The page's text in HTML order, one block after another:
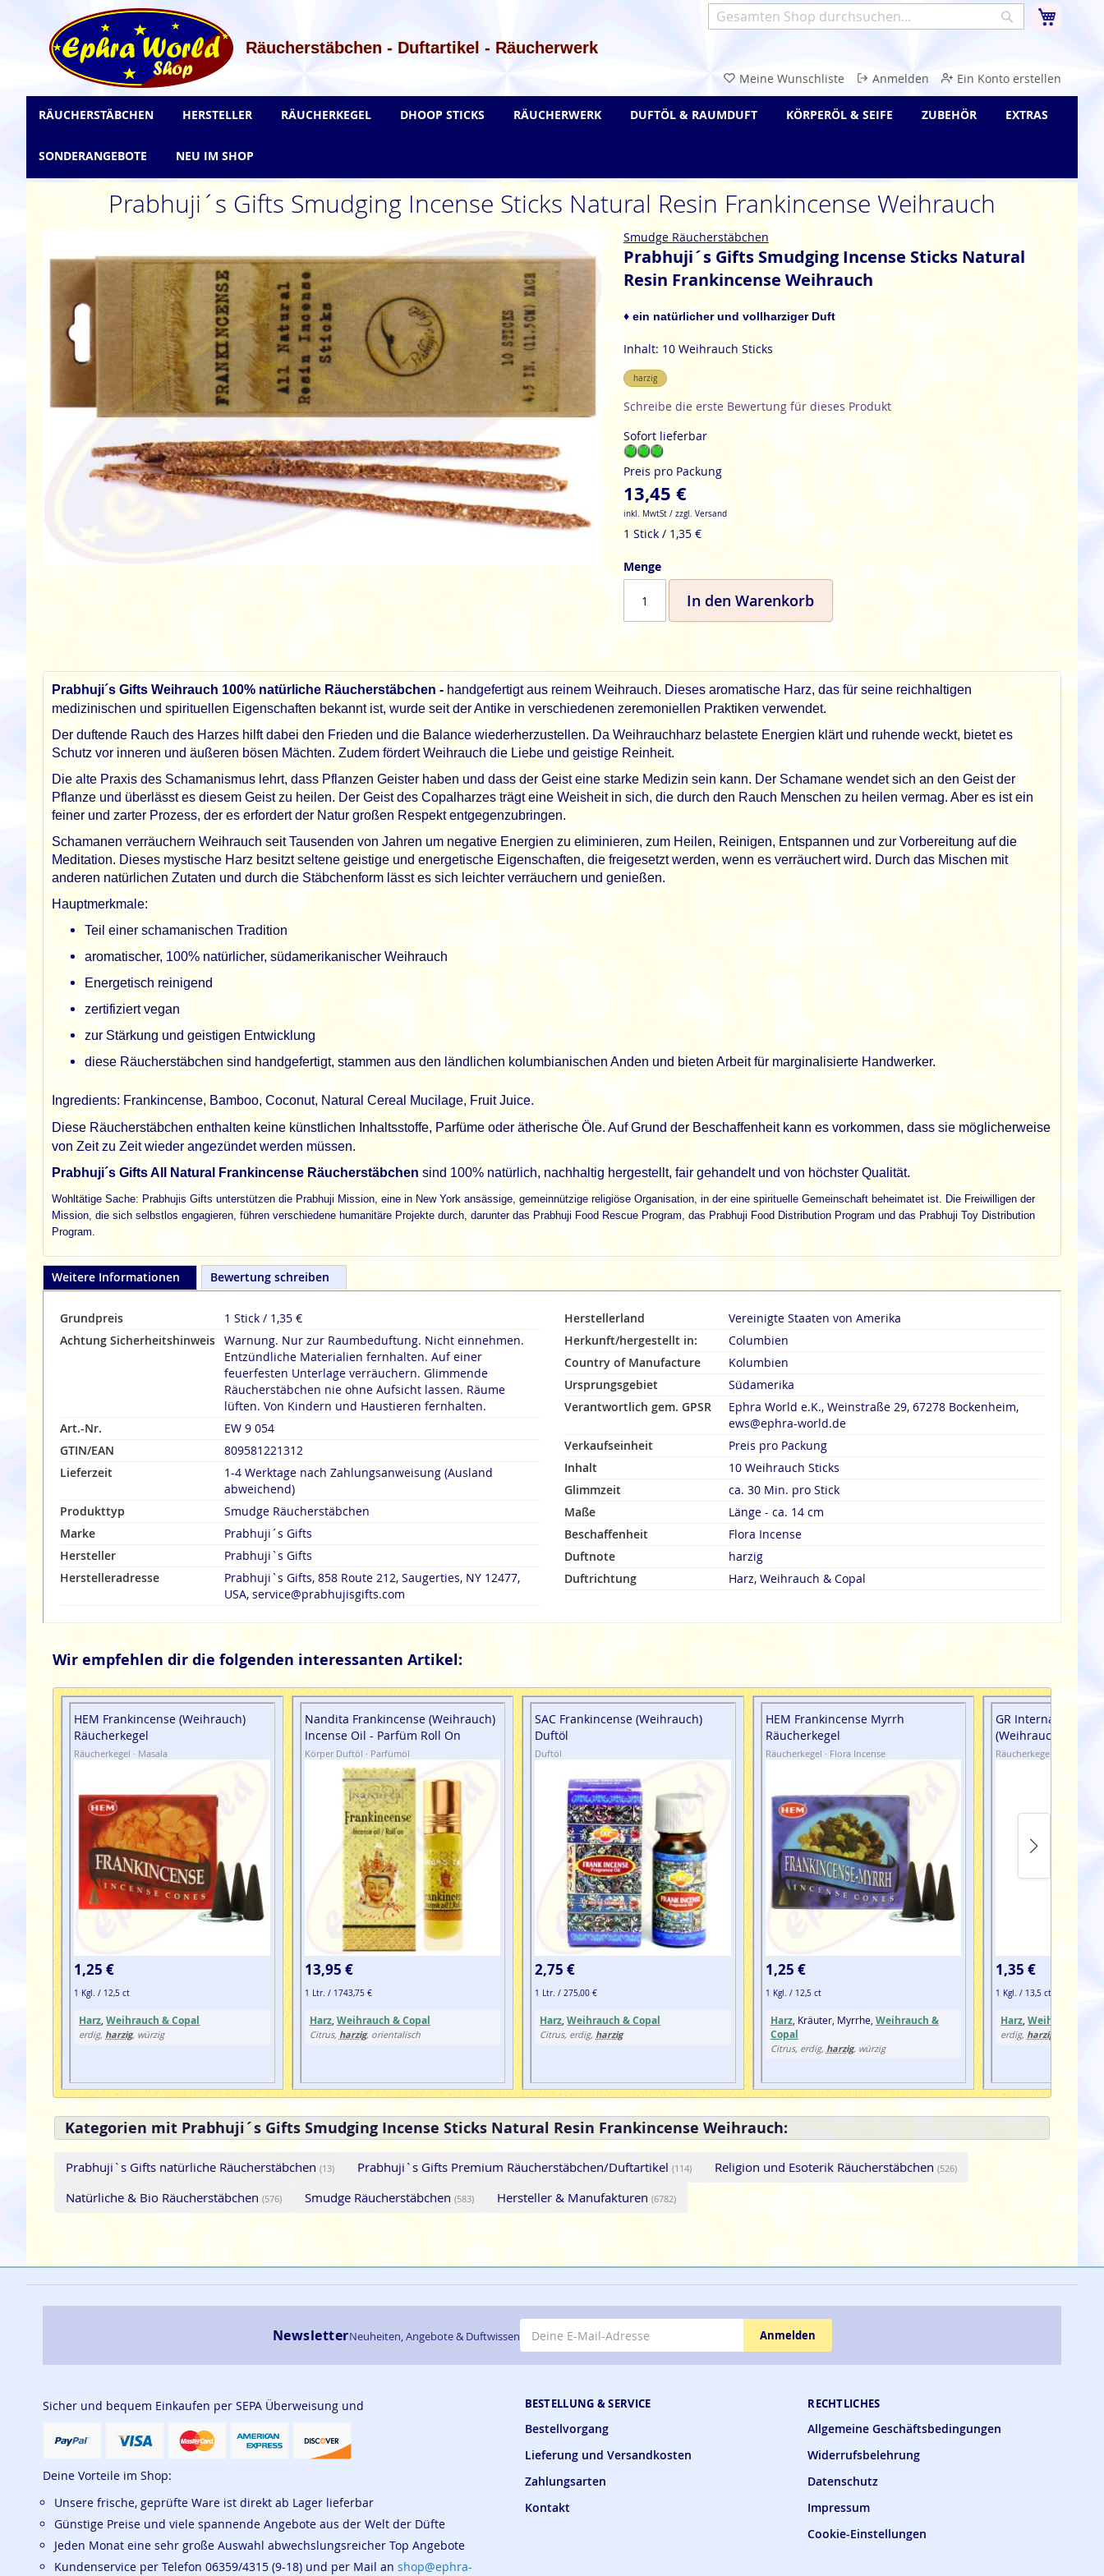
Suche
Räucherstäbchen - Duftartikel - Räucherwerk
Meine Wunschliste Anmelden Ein Konto erstellen
Inhalt
springen
Prabhuji´s Gifts Smudging Incense Sticks Natural Resin Frankincense Weihrauch
springen
Smudge Räucherstäbchen
Prabhuji´s Gifts Smudging Incense Sticks Natural
Resin Frankincense Weihrauch
♦ ein natürlicher und vollharziger Duft
Inhalt: 10 Weihrauch Sticks
harzig
Schreibe die erste Bewertung für dieses Produkt
Sofort lieferbar
Preis pro Packung
13,45 €
inkl. MwtSt / zzgl. Versand
1 Stick / 1,35 €
Menge
In den Warenkorb
Prabhuji´s Gifts Weihrauch 100% natürliche Räucherstäbchen - handgefertigt aus reinem Weihrauch. Dieses aromatische Harz, das für seine reichhaltigen
medizinischen und spirituellen Eigenschaften bekannt ist, wurde seit der Antike in verschiedenen zeremoniellen Praktiken verwendet.
Der duftende Rauch des Harzes hilft dabei den Frieden und die Balance wiederherzustellen. Da Weihrauchharz belastete Energien klärt und ruhende weckt, bietet es
Schutz vor inneren und äußeren bösen Mächten. Zudem fördert Weihrauch die Liebe und geistige Reinheit.
Die alte Praxis des Schamanismus lehrt, dass Pflanzen Geister haben und dass der Geist eine starke Medizin sein kann. Der Schamane wendet sich an den Geist der
Pflanze und überlässt es diesem Geist zu heilen. Der Geist des Copalharzes trägt eine Weisheit in sich, die durch den Rauch Menschen zu heilen vermag. Aber es ist ein
feiner und zarter Prozess, der es erfordert der Natur großen Respekt entgegenzubringen.
Schamanen verräuchern Weihrauch seit Tausenden von Jahren um negative Energien zu eliminieren, zum Heilen, Reinigen, Entspannen und zur Vorbereitung auf die
Meditation. Dieses mystische Harz besitzt seltene geistige und energetische Eigenschaften, die freigesetzt werden, wenn es verräuchert wird. Durch das Mischen mit
anderen natürlichen Zutaten und durch die Stäbchenform lässt es sich leichter verräuchern und genießen.
Hauptmerkmale:
Teil einer schamanischen Tradition
aromatischer, 100% natürlicher, südamerikanischer Weihrauch
Energetisch reinigend
zertifiziert vegan
zur Stärkung und geistigen Entwicklung
diese Räucherstäbchen sind handgefertigt, stammen aus den ländlichen kolumbianischen Anden und bieten Arbeit für marginalisierte Handwerker.
Ingredients: Frankincense, Bamboo, Coconut, Natural Cereal Mucilage, Fruit Juice.
Diese Räucherstäbchen enthalten keine künstlichen Inhaltsstoffe, Parfüme oder ätherische Öle. Auf Grund der Beschaffenheit kann es vorkommen, dass sie möglicherweise
von Zeit zu Zeit wieder angezündet werden müssen.
Prabhuji´s Gifts All Natural Frankincense Räucherstäbchen sind 100% natürlich, nachhaltig hergestellt, fair gehandelt und von höchster Qualität.
Wohltätige Sache: Prabhujis Gifts unterstützen die Prabhuji Mission, eine in New York ansässige, gemeinnützige religiöse Organisation, in der eine spirituelle Gemeinschaft beheimatet ist. Die Freiwilligen der
Mission, die sich selbstlos engagieren, führen verschiedene humanitäre Projekte durch, darunter das Prabhuji Food Rescue Program, das Prabhuji Food Distribution Program und das Prabhuji Toy Distribution
Program.
Weitere Informationen
Grundpreis
1 Stick / 1,35 €
Achtung Sicherheitshinweis Warnung. Nur zur Raumbeduftung. Nicht einnehmen.
Entzündliche Materialien fernhalten. Auf einer
feuerfesten Unterlage verräuchern. Glimmende
Räucherstäbchen nie ohne Aufsicht lassen. Räume
lüften. Von Kindern und Haustieren fernhalten.
Art.-Nr.
EW 9 054
GTIN/EAN
809581221312
Lieferzeit
1-4 Werktage nach Zahlungsanweisung (Ausland
abweichend)
Produkttyp
Smudge Räucherstäbchen
Marke
Prabhuji´s Gifts
Hersteller
Prabhuji`s Gifts
Herstelleradresse
Prabhuji`s Gifts, 858 Route 212, Saugerties, NY 12477,
USA, service@prabhujisgifts.com
Herstellerland
Vereinigte Staaten von Amerika
Herkunft/hergestellt in:
Columbien
Country of Manufacture
Kolumbien
Ursprungsgebiet
Südamerika
Verantwortlich gem. GPSR
Ephra World e.K., Weinstraße 29, 67278 Bockenheim,
ews@ephra-world.de
Verkaufseinheit
Preis pro Packung
Inhalt
10 Weihrauch Sticks
Glimmzeit
ca. 30 Min. pro Stick
Maße
Länge - ca. 14 cm
Beschaffenheit
Flora Incense
Duftnote
harzig
Duftrichtung
Harz, Weihrauch & Copal
Bewertung schreiben
Wir empfehlen dir die folgenden interessanten Artikel:
HEM Frankincense (Weihrauch)
Räucherkegel
Räucherkegel · Masala
1,25 €
1 Kgl. / 12,5 ct
Harz ,Weihrauch & Copal
erdig, harzig, würzig
Nandita Frankincense (Weihrauch)
Incense Oil - Parfüm Roll On
Körper Duftöl · Parfümöl
13,95 €
1 Ltr. / 1743,75 €
Harz, Weihrauch & Copal
Citrus, harzig, orientalisch
SAC Frankincense (Weihrauch)
Duftöl
Duftöl
2,75 €
1 Ltr. / 275,00 €
Harz ,Weihrauch & Copal
Citrus, erdig, harzig
HEM Frankincense Myrrh
Räucherkegel
Räucherkegel · Flora Incense
1,25 €
1 Kgl. / 12,5 ct
Harz, Kräuter, Myrrhe, Weihrauch &
Copal
Citrus, erdig, harzig, würzig
GR International
(Weihrauch)
Räucherkegel · Masala
1,35 €
1 Kgl. / 13,5 ct
Harz ,Weihrauch &
erdig, harzig
Kategorien mit Prabhuji´s Gifts Smudging Incense Sticks Natural Resin Frankincense Weihrauch:
Prabhuji`s Gifts natürliche Räucherstäbchen (13) Prabhuji`s Gifts Premium Räucherstäbchen/Duftartikel (114) Religion und Esoterik Räucherstäbchen (526)
Natürliche & Bio Räucherstäbchen (576) Smudge Räucherstäbchen (583) Hersteller & Manufakturen (6782)
RÄUCHERSTÄBCHEN HERSTELLER RÄUCHERKEGEL DHOOP STICKS RÄUCHERWERK DUFTÖL & RAUMDUFT KÖRPERÖL & SEIFE ZUBEHÖR EXTRAS
SONDERANGEBOTE NEU IM SHOP
BESTELLUNG & SERVICE
Bestellvorgang
Lieferung und Versandkosten
Zahlungsarten
Kontakt
RECHTLICHES
Allgemeine Geschäftsbedingungen
Widerrufsbelehrung
Datenschutz
Impressum
Cookie-Einstellungen
NewsletterNeuheiten, Angebote & Duftwissen Anmelden
Sicher und bequem Einkaufen per SEPA Überweisung und
Deine Vorteile im Shop:
Unsere frische, geprüfte Ware ist direkt ab Lager lieferbar
Günstige Preise und viele spannende Angebote aus der Welt der Düfte
Jeden Monat eine sehr große Auswahl abwechslungsreicher Top Angebote
Kundenservice per Telefon 06359/4315 (9-18) und per Mail an shop@ephra-